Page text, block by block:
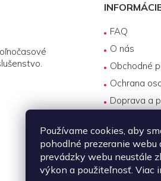
Používame cookies, aby
pohodlné prezeranie webu
prevádzky webu neustále
výkon a použiteľnosť. Viac
FAQ
O nás
Obchodné
Ochrana
Doprava a
Servis
Návody na
Požičovňa